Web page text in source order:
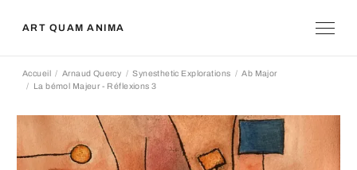
ART QUAM ANIMA
Accueil Arnaud Quercy Synesthetic Explorations
Ab Major
La bémol Majeur - Réflexions 3